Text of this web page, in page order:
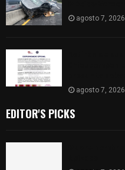
agosto 7, 2026
agosto 7, 2026
EDITOR'S PICKS